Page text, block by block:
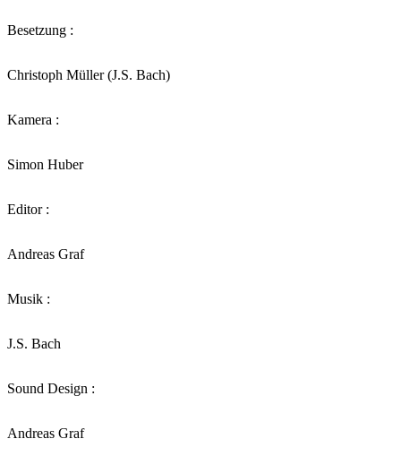
Besetzung :
Christoph Müller (J.S. Bach)
Kamera :
Simon Huber
Editor :
Andreas Graf
Musik :
J.S. Bach
Sound Design :
Andreas Graf